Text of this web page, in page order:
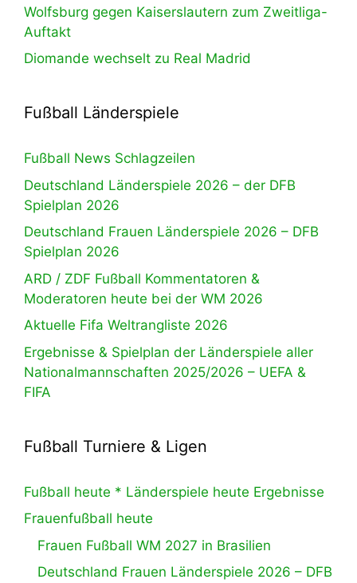
Wolfsburg gegen Kaiserslautern zum Zweitliga-
Auftakt
Diomande wechselt zu Real Madrid
Fußball Länderspiele
Fußball News Schlagzeilen
Deutschland Länderspiele 2026 – der DFB
Spielplan 2026
Deutschland Frauen Länderspiele 2026 – DFB
Spielplan 2026
ARD / ZDF Fußball Kommentatoren &
Moderatoren heute bei der WM 2026
Aktuelle Fifa Weltrangliste 2026
Ergebnisse & Spielplan der Länderspiele aller
Nationalmannschaften 2025/2026 – UEFA &
FIFA
Fußball Turniere & Ligen
Fußball heute * Länderspiele heute Ergebnisse
Frauenfußball heute
Frauen Fußball WM 2027 in Brasilien
Deutschland Frauen Länderspiele 2026 – DFB